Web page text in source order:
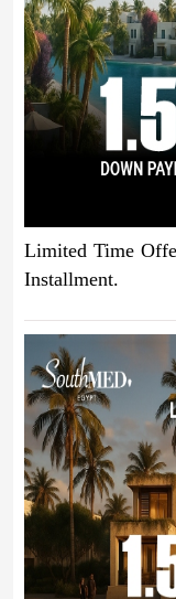
Limited Time
Installment.